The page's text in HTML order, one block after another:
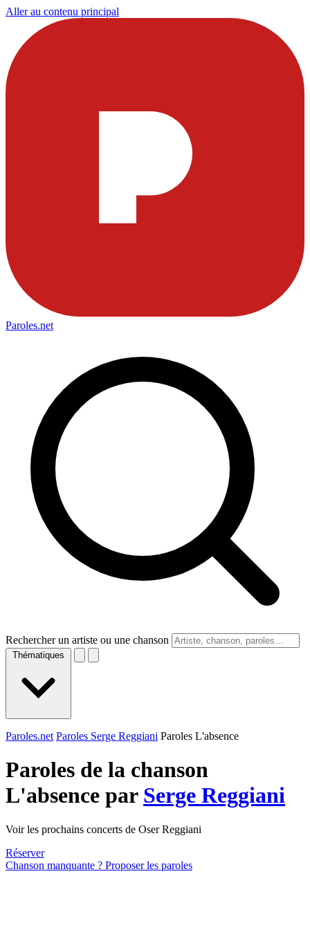
Aller au contenu principal
Paroles.net
Rechercher un artiste ou une chanson
Thématiques
Paroles.net Paroles Serge Reggiani Paroles L'absence
Paroles de la chanson
L'absence par Serge Reggiani
Voir les prochains concerts de Oser Reggiani
Réserver
Chanson manquante ? Proposer les paroles